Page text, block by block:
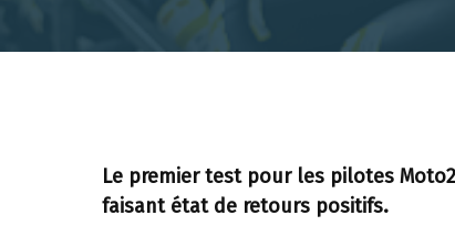
Le premier test pour les pilotes
faisant état de retours positifs.